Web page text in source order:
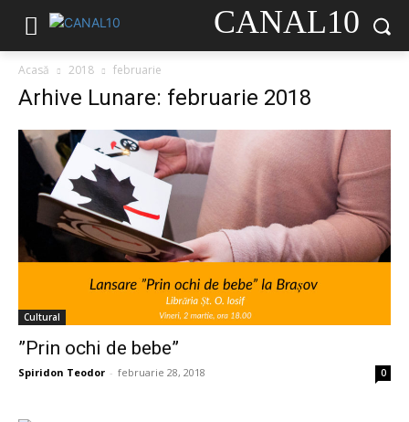
CANAL10
Acasă 2018 februarie
Arhive Lunare: februarie 2018
Cultural
”Prin ochi de bebe”
Spiridon Teodor - februarie 28, 2018 0